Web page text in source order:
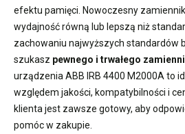
efektu pamięci. Nowoczesny
wydajność równą lub lepszą niż
zachowaniu najwyższych standardów
szukasz pewnego i trwałego
urządzenia ABB IRB 4400 M2000A to
względem jakości, kompatybilności i
klienta jest zawsze gotowy, aby
pomóc w zakupie.